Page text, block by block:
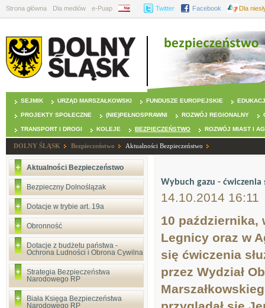
Strona główna Dla mediów e-Puap BIP Twitter Facebook Dla
SEJMIK URZĄD MARSZAŁKOWSKI FUNDUSZE EUROPEJSKIE
PROJEKTY SPOŁECZNE (NIE)PEŁNOSPRAWNI ROZWÓJ REGIONALNY
TRANSPORT I DROGI KOLEJE BEZPIECZEŃSTWO ROZWÓJ MIAST I
DOLNY ŚLĄSK Bezpieczeństwo Aktualności Bezpieczeństwo
Aktualności Bezpieczeństwo
Bezpieczny Dolnoślązak
Dotacje w trybie art. 19a
Obronność
Dotacje z budżetu państwa -
Ochrona Ludności i Obrona Cywilna
Strategia Bezpieczeństwa
Narodowego RP
Biała Księga Bezpieczeństwa
Narodowego RP
Wybuch gazu - ćwiczenia
14.10.2014 16:11
10 października,
Legnicy oraz w
się ćwiczenia
przez Wydział